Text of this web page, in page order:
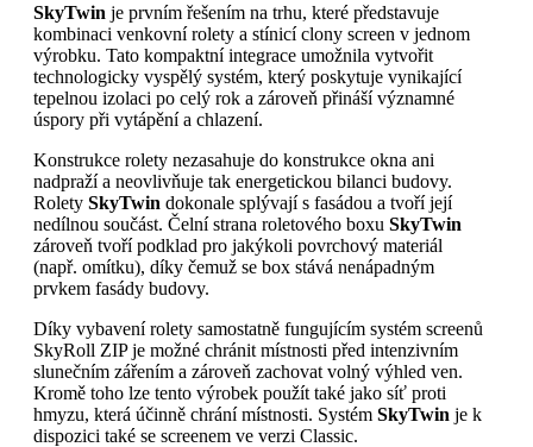
SkyTwin je prvním řešením na trhu, které představuje
kombinaci venkovní rolety a stínicí clony screen v jednom
výrobku. Tato kompaktní integrace umožnila vytvořit
technologicky vyspělý systém, který poskytuje vynikající
tepelnou izolaci po celý rok a zároveň přináší významné
úspory při vytápění a chlazení.
Konstrukce rolety nezasahuje do konstrukce okna ani
nadpraží a neovlivňuje tak energetickou bilanci budovy.
Rolety SkyTwin dokonale splývají s fasádou a tvoří její
nedílnou součást. Čelní strana roletového boxu SkyTwin
zároveň tvoří podklad pro jakýkoli povrchový materiál
(např. omítku), díky čemuž se box stává nenápadným
prvkem fasády budovy.
Díky vybavení rolety samostatně fungujícím systém screenů
SkyRoll ZIP je možné chránit místnosti před intenzivním
slunečním zářením a zároveň zachovat volný výhled ven.
Kromě toho lze tento výrobek použít také jako síť proti
hmyzu, která účinně chrání místnosti. Systém SkyTwin je k
dispozici také se screenem ve verzi Classic.